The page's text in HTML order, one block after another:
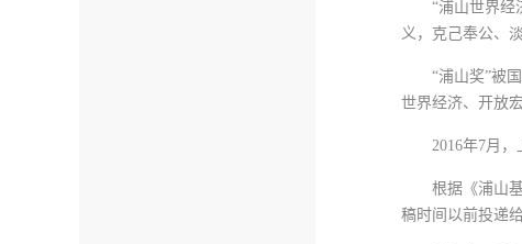
“浦山世界经
义，克己奉公、
“浦山奖”被
世界经济、开放
2016年7月
根据《浦山
稿时间以前投递